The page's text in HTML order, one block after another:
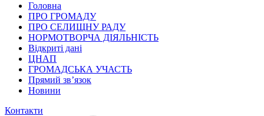
Головна
ПРО ГРОМАДУ
ПРО СЕЛИЩНУ РАДУ
НОРМОТВОРЧА ДІЯЛЬНІСТЬ
Відкриті дані
ЦНАП
ГРОМАДСЬКА УЧАСТЬ
Прямий зв’язок
Новини
Контакти